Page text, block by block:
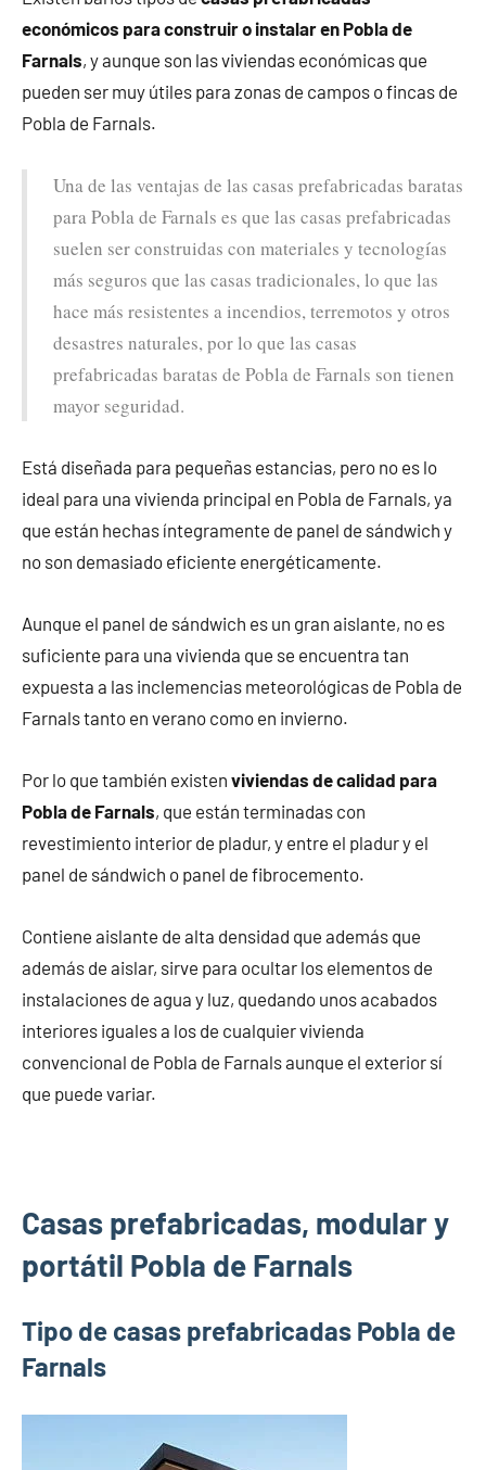
económicos para construir o instalar en Pobla de
Farnals, y aunque son las viviendas económicas que
pueden ser muy útiles para zonas de campos o fincas de
Pobla de Farnals.
Una de las ventajas de las casas prefabricadas baratas
para Pobla de Farnals es que las casas prefabricadas
suelen ser construidas con materiales y tecnologías
más seguros que las casas tradicionales, lo que las
hace más resistentes a incendios, terremotos y otros
desastres naturales, por lo que las casas
prefabricadas baratas de Pobla de Farnals son tienen
mayor seguridad.
Está diseñada para pequeñas estancias, pero no es lo
ideal para una vivienda principal en Pobla de Farnals, ya
que están hechas íntegramente de panel de sándwich y
no son demasiado eficiente energéticamente.
Aunque el panel de sándwich es un gran aislante, no es
suficiente para una vivienda que se encuentra tan
expuesta a las inclemencias meteorológicas de Pobla de
Farnals tanto en verano como en invierno.
Por lo que también existen viviendas de calidad para
Pobla de Farnals, que están terminadas con
revestimiento interior de pladur, y entre el pladur y el
panel de sándwich o panel de fibrocemento.
Contiene aislante de alta densidad que además que
además de aislar, sirve para ocultar los elementos de
instalaciones de agua y luz, quedando unos acabados
interiores iguales a los de cualquier vivienda
convencional de Pobla de Farnals aunque el exterior sí
que puede variar.
Casas prefabricadas, modular y
portátil Pobla de Farnals
Tipo de casas prefabricadas Pobla de
Farnals